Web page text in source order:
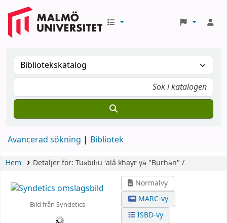
Avancerad sökning Bibliotek
Hem Detaljer för: Tuṣbiḥu ʻalá khayr yā "Burhān" /
Bild från Syndetics
Normalvy
MARC-vy
ISBD-vy